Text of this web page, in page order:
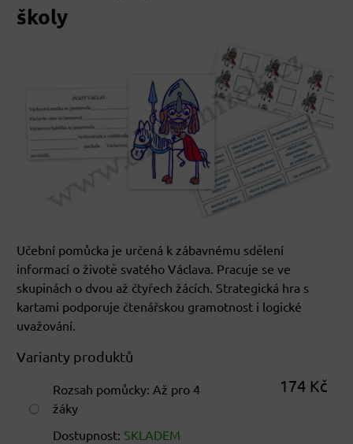
školy
Učební pomůcka je určená k zábavnému sdělení
informací o životě svatého Václava. Pracuje se ve
skupinách o dvou až čtyřech žácích. Strategická hra s
kartami podporuje čtenářskou gramotnost i logické
uvažování.
Varianty produktů
Rozsah pomůcky: Až pro 4
žáky
Dostupnost: SKLADEM
174 Kč